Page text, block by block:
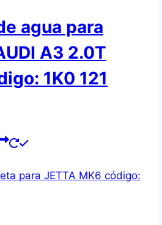
agua para
A3 2.0T
1K0 121